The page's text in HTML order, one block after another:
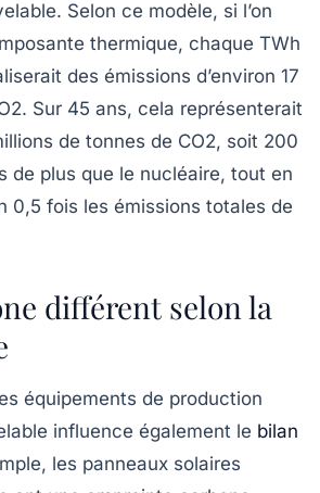
Selon ce modèle, si l’on
thermique, chaque TWh
des émissions d’environ 17
. Sur 45 ans, cela représenterait
de tonnes de CO2, soit 200
de plus que le nucléaire, tout en
0,5 fois les émissions totales de
différent selon la
équipements de production
influence également le bilan
les panneaux solaires